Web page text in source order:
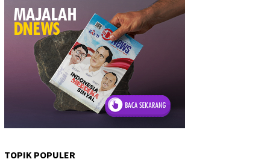
TOPIK POPULER